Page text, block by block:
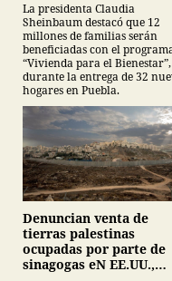
La presidenta Claudia
Sheinbaum destacó que 12
millones de familias serán
beneficiadas con el
“Vivienda para el Bienestar”,
durante la entrega de 32
hogares en Puebla.
Denuncian venta de
tierras palestinas
ocupadas por parte de
sinagogas eN EE.UU.,